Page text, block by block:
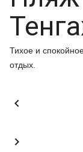
Тихое и
отдых.

